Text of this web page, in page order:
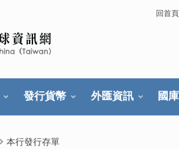
回首頁
發行貨幣 外匯資訊 國
本行發行存單